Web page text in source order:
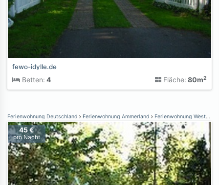
fewo-idylle.de
Betten: 4 Fläche: 80m2
Ferienwohnung Deutschland Ferienwohnung Ammerland Ferienwohnung Westerstede
45 €
pro Nacht